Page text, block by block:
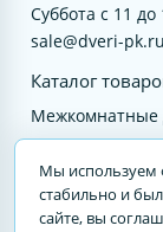
Суббота с 11 до
sale@dveri-pk.ru
Каталог
Межкомнатные
Входные двери
Услуги
Мы используем
стабильно и
сайте, вы